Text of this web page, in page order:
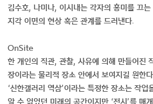
김수호, 나미나, 이시내는 각자의 흥미를 끄
지각 이면의 현상 혹은 관계를 드러낸다.
OnSite
한 개인의 직관, 관찰, 사유에 의해 만들어진
장이라는 물리적 장소 안에서 보여지길 원한
‘신한갤러리 역삼’이라는 특정한 장소는 작
알 수 없었던 미래의 공간이지만 ‘전시’를 매